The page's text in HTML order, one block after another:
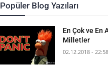
Popüler Blog Yazıları
En Çok ve En
Milletler
02.12.2018 - 22:58